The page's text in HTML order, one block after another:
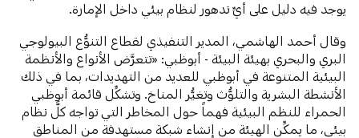
يوجد فيه دليل على أيِّ تدهور لنظام بيئي داخل الإمارة.
وقال أحمد الهاشمي، المدير التنفيذي لقطاع التنوُّع البيولوجي
البري والبحري بهيئة البيئة - أبوظبي: «تتعرَّض الأنواع والأنظمة
البيئية المتنوعة في أبوظبي للعديد من التهديدات، بما في ذلك
الأنشطة البشرية والتلوُّث وتغيُّر المناخ. وتشكِّل قائمة أبوظبي
الحمراء للنظم البيئية فهماً حول المخاطر التي تواجه كلَّ نظام
بيئي، ما يمكِّن الهيئة من إنشاء شبكة مستهدفة من المناطق